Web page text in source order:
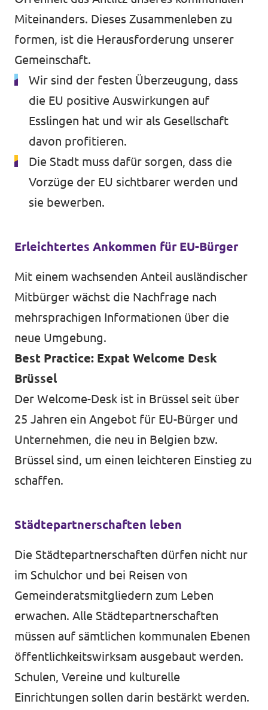
Mache bei uns mit!
Deine Spende für Volt!
Jobs bei Volt
Unsere Teams in BW
Datenschutz
Impressum
Miteinanders. Dieses Zusammenleben zu
formen, ist die Herausforderung unserer
Gemeinschaft.
Wir sind der festen Überzeugung, dass
die EU positive Auswirkungen auf
Esslingen hat und wir als Gesellschaft
davon profitieren.
Die Stadt muss dafür sorgen, dass die
Vorzüge der EU sichtbarer werden und
sie bewerben.
Erleichtertes Ankommen für EU-Bürger
Mit einem wachsenden Anteil ausländischer
Mitbürger wächst die Nachfrage nach
mehrsprachigen Informationen über die
neue Umgebung.
Best Practice: Expat Welcome Desk
Brüssel
Der Welcome-Desk ist in Brüssel seit über
25 Jahren ein Angebot für EU-Bürger und
Unternehmen, die neu in Belgien bzw.
Brüssel sind, um einen leichteren Einstieg zu
schaffen.
Städtepartnerschaften leben
Die Städtepartnerschaften dürfen nicht nur
im Schulchor und bei Reisen von
Gemeinderatsmitgliedern zum Leben
erwachen. Alle Städtepartnerschaften
müssen auf sämtlichen kommunalen Ebenen
öffentlichkeitswirksam ausgebaut werden.
Schulen, Vereine und kulturelle
Einrichtungen sollen darin bestärkt werden.